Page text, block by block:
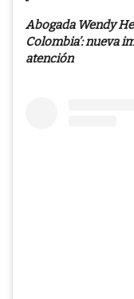
Abogada Wendy
Colombia’: nueva
atención